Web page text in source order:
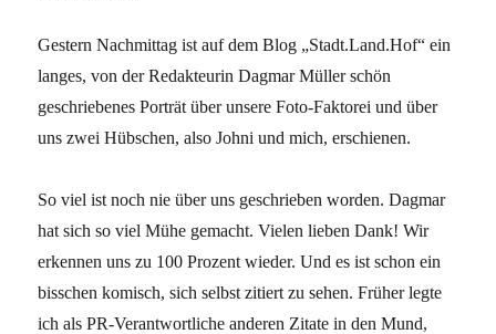
Gestern Nachmittag ist auf dem Blog „Stadt.Land.Hof“ ein
langes, von der Redakteurin Dagmar Müller schön
geschriebenes Porträt über unsere Foto-Faktorei und über
uns zwei Hübschen, also Johni und mich, erschienen.
So viel ist noch nie über uns geschrieben worden. Dagmar
hat sich so viel Mühe gemacht. Vielen lieben Dank! Wir
erkennen uns zu 100 Prozent wieder. Und es ist schon ein
bisschen komisch, sich selbst zitiert zu sehen. Früher legte
ich als PR-Verantwortliche anderen Zitate in den Mund,